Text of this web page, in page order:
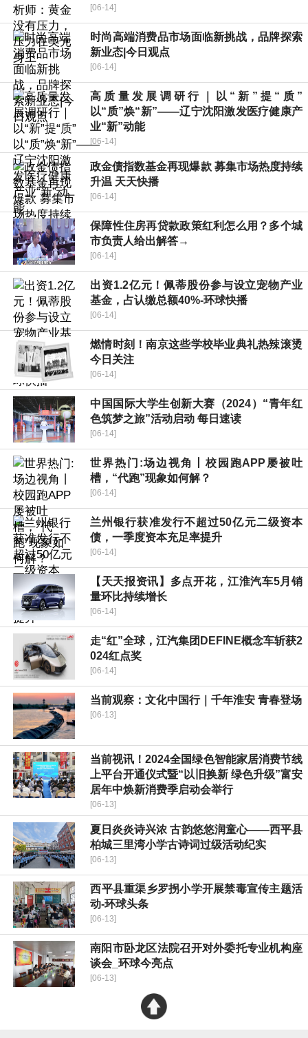
[06-14]
时尚高端消费品市场面临新挑战，品牌探索
新业态|今日观点
[06-14]
高质量发展调研行｜以“新”提“质”
以“质”焕“新”——辽宁沈阳激发医疗健康产
业“新”动能
[06-14]
政金债指数基金再现爆款 募集市场热度持续
升温 天天快播
[06-14]
保障性住房再贷款政策红利怎么用？多个城
市负责人给出解答→
[06-14]
出资1.2亿元！佩蒂股份参与设立宠物产业
基金，占认缴总额40%-环球快播
[06-14]
燃情时刻！南京这些学校毕业典礼热辣滚烫
今日关注
[06-14]
中国国际大学生创新大赛（2024）“青年红
色筑梦之旅”活动启动 每日速读
[06-14]
世界热门:场边视角丨校园跑APP屡被吐
槽，“代跑”现象如何解？
[06-14]
兰州银行获准发行不超过50亿元二级资本
债，一季度资本充足率提升
[06-14]
【天天报资讯】多点开花，江淮汽车5月销
量环比持续增长
[06-14]
走“红”全球，江汽集团DEFINE概念车斩获2
024红点奖
[06-14]
当前观察：文化中国行｜千年淮安 青春登场
[06-13]
当前视讯！2024全国绿色智能家居消费节线
上平台开通仪式暨“以旧换新 绿色升级”富安
居年中焕新消费季启动会举行
[06-13]
​夏日炎炎诗兴浓 古韵悠悠润童心——西平县
柏城三里湾小学古诗词过级活动纪实
[06-13]
​西平县重渠乡罗拐小学开展禁毒宣传主题活
动-环球头条
[06-13]
南阳市卧龙区法院召开对外委托专业机构座
谈会_环球今亮点
[06-13]